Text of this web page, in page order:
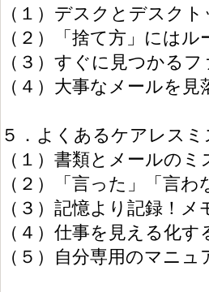
（１）デスクとデスク
（２）「捨て方」にはル
（３）すぐに見つかる
（４）大事なメールを見
５．よくあるケアレスミ
（１）書類とメールの
（２）「言った」「言
（３）記憶より記録！
（４）仕事を見える化す
（５）自分専用のマニュ